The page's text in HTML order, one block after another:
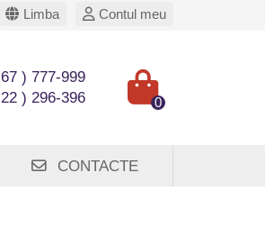
Limba Contul meu
) 777-999
) 296-396
0
CONTACTE